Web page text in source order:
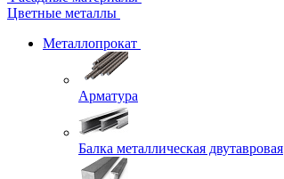
Цветные металлы
Металлопрокат
Арматура
Балка металлическая двутавровая